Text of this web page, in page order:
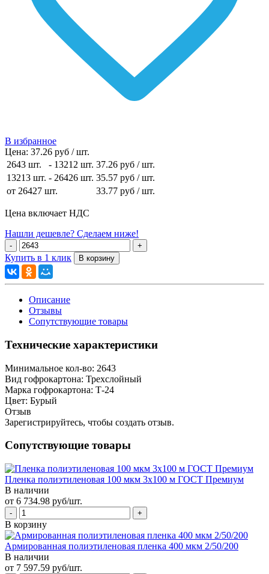
В избранное
Цена: 37.26 руб / шт.
2643 шт.
- 13212 шт. 37.26 руб / шт.
13213 шт. - 26426 шт. 35.57 руб / шт.
от 26427 шт.
33.77 руб / шт.
Цена включает НДС
Нашли дешевле? Сделаем ниже!
Купить в 1 клик
Описание
Отзывы
Сопутствующие товары
Технические характеристики
Минимальное кол-во: 2643
Вид гофрокартона: Трехслойный
Марка гофрокартона: Т-24
Цвет: Бурый
Отзыв
Зарегистрируйтесь, чтобы создать отзыв.
Сопутствующие товары
Пленка полиэтиленовая 100 мкм 3х100 м ГОСТ Премиум
В наличии
от 6 734.98 руб/шт.
В корзину
Армированная полиэтиленовая пленка 400 мкм 2/50/200
В наличии
от 7 597.59 руб/шт.